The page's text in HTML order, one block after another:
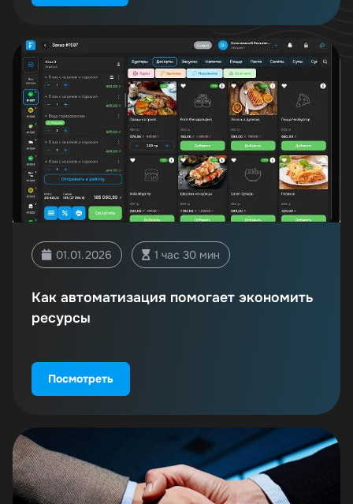
01.01.2026 1 час 30 мин
Как автоматизация помогает экономить
ресурсы
Посмотреть